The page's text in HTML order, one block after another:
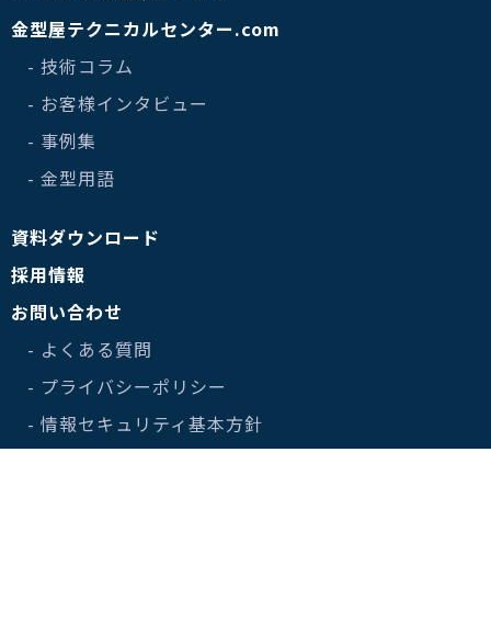
金型屋テクニカルセンター.com
- 技術コラム
- お客様インタビュー
- 事例集
- 金型用語
資料ダウンロード
採用情報
お問い合わせ
- よくある質問
- プライバシーポリシー
- 情報セキュリティ基本方針